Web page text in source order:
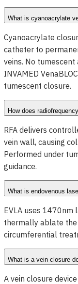
What is cyanoacrylate
Cyanoacrylate
catheter to
veins. No
INVAMED
tumescent closure.
How does
RFA delivers
vein wall, causing
Performed under
guidance.
What is endovenous
EVLA uses 1470nm
thermally ablate the
circumferential
What is a vein closure
A vein closure